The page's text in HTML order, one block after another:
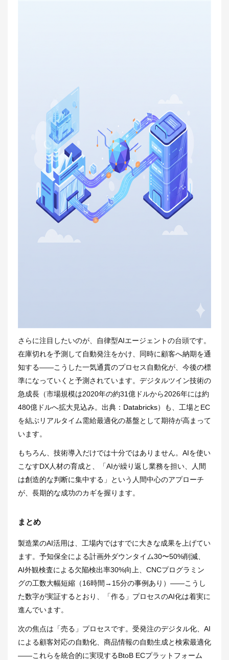
さらに注目したいのが、自律型AIエージェントの台頭です。
在庫切れを予測して自動発注をかけ、同時に顧客へ納期を通
知する――こうした一気通貫のプロセス自動化が、今後の標
準になっていくと予測されています。デジタルツイン技術の
急成長（市場規模は2020年の約31億ドルから2026年には約
480億ドルへ拡大見込み。出典： Databricks）も、工場とEC
を結ぶリアルタイム需給最適化の基盤として期待が高まって
います。
もちろん、技術導入だけでは十分ではありません。AIを使い
こなすDX人材の育成と、「AIが繰り返し業務を担い、人間
は創造的な判断に集中する」という人間中心のアプローチ
が、長期的な成功のカギを握ります。
まとめ
製造業のAI活用は、工場内ではすでに大きな成果を上げてい
ます。予知保全による計画外ダウンタイム30〜50%削減、
AI外観検査による欠陥検出率30%向上、CNCプログラミン
グの工数大幅短縮（16時間→15分の事例あり）――こうし
た数字が実証するとおり、「作る」プロセスのAI化は着実に
進んでいます。
次の焦点は「売る」プロセスです。受発注のデジタル化、AI
による顧客対応の自動化、商品情報の自動生成と検索最適化
――これらを統合的に実現するBtoB ECプラットフォーム